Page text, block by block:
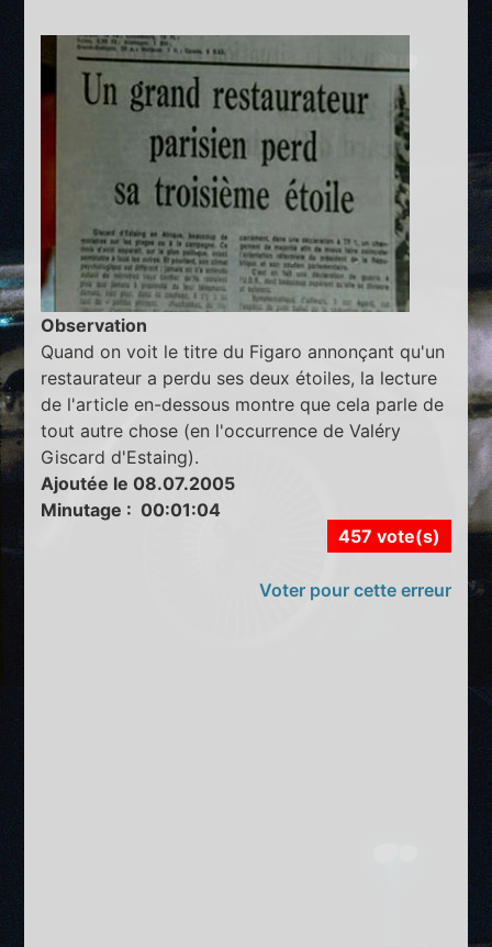
Observation
Quand on voit le titre du Figaro annonçant qu'un
restaurateur a perdu ses deux étoiles, la lecture
de l'article en-dessous montre que cela parle de
tout autre chose (en l'occurrence de Valéry
Giscard d'Estaing).
Ajoutée le 08.07.2005
Minutage : 00:01:04
457 vote(s)
Voter pour cette erreur